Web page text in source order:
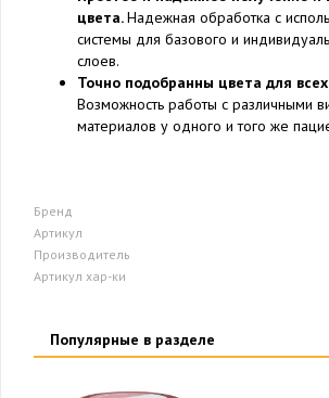
цвета.Надежная обработка с
системы для базового и
слоев.
Точно подобранны цвета для
Возможность работы с различными
материалов у одного и того же
Бренд
Артикул
Производитель
Артикул хар-ки
Популярные в разделе